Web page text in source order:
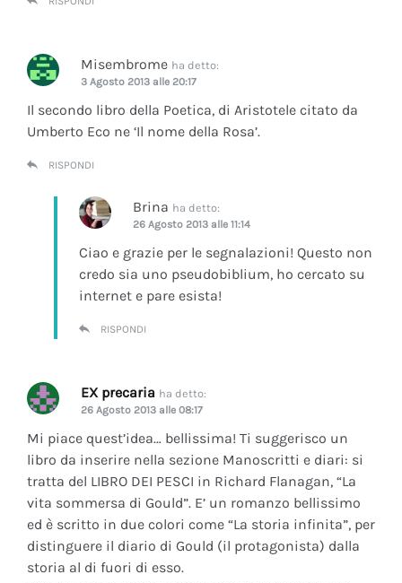
Misembrome ha detto:
3 Agosto 2013 alle 20:17
Il secondo libro della Poetica, di Aristotele citato da
Umberto Eco ne ‘Il nome della Rosa’.
RISPONDI
Brina ha detto:
26 Agosto 2013 alle 11:14
Ciao e grazie per le segnalazioni! Questo non
credo sia uno pseudobiblium, ho cercato su
internet e pare esista!
RISPONDI
EX precaria ha detto:
26 Agosto 2013 alle 08:17
Mi piace quest’idea… bellissima! Ti suggerisco un
libro da inserire nella sezione Manoscritti e diari: si
tratta del LIBRO DEI PESCI in Richard Flanagan, “La
vita sommersa di Gould”. E’ un romanzo bellissimo
ed è scritto in due colori come “La storia infinita”, per
distinguere il diario di Gould (il protagonista) dalla
storia al di fuori di esso.